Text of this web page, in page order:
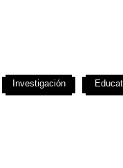
Investigación